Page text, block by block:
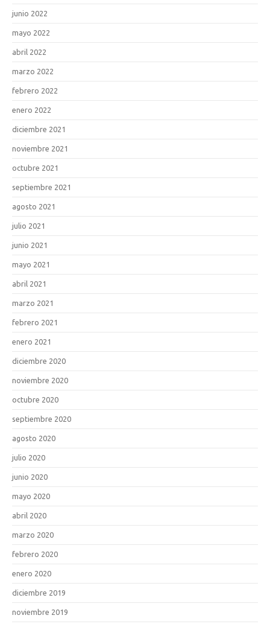
junio 2022
mayo 2022
abril 2022
marzo 2022
febrero 2022
enero 2022
diciembre 2021
noviembre 2021
octubre 2021
septiembre 2021
agosto 2021
julio 2021
junio 2021
mayo 2021
abril 2021
marzo 2021
febrero 2021
enero 2021
diciembre 2020
noviembre 2020
octubre 2020
septiembre 2020
agosto 2020
julio 2020
junio 2020
mayo 2020
abril 2020
marzo 2020
febrero 2020
enero 2020
diciembre 2019
noviembre 2019